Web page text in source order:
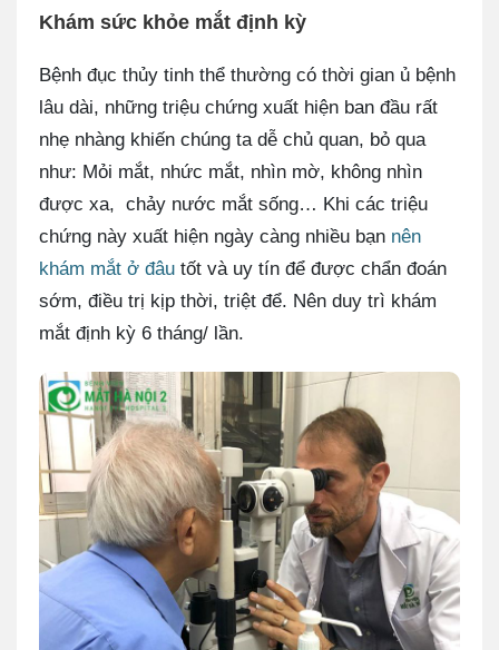
Khám sức khỏe mắt định kỳ
Bệnh đục thủy tinh thể thường có thời gian ủ bệnh
lâu dài, những triệu chứng xuất hiện ban đầu rất
nhẹ nhàng khiến chúng ta dễ chủ quan, bỏ qua
như: Mỏi mắt, nhức mắt, nhìn mờ, không nhìn
được xa, chảy nước mắt sống… Khi các triệu
chứng này xuất hiện ngày càng nhiều bạn nên
khám mắt ở đâu tốt và uy tín để được chẩn đoán
sớm, điều trị kịp thời, triệt để. Nên duy trì khám
mắt định kỳ 6 tháng/ lần.